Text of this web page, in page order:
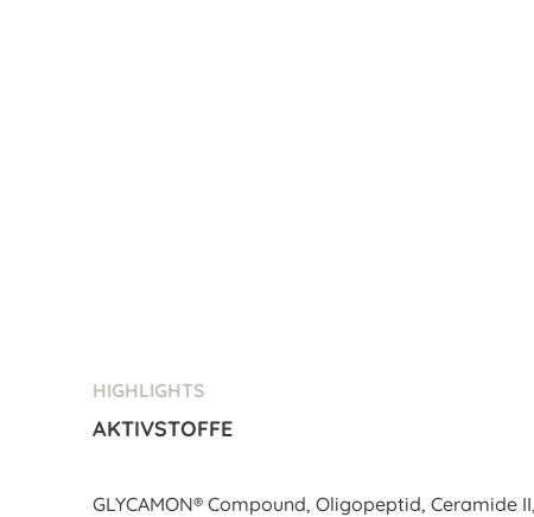
HIGHLIGHTS
AKTIVSTOFFE
GLYCAMON® Compound, Oligopeptid, Ceramide